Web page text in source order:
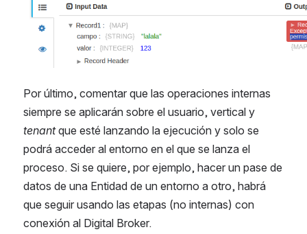
Por último, comentar que las operaciones internas
tenant que esté lanzando la ejecución y solo se
podrá acceder al entorno en el que se lanza el
proceso. Si se quiere, por ejemplo, hacer un pase de
datos de una Entidad de un entorno a otro, habrá
que seguir usando las etapas (no internas) con
conexión al Digital Broker.